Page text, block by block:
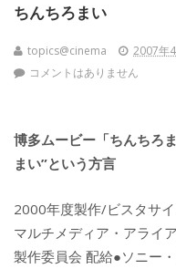
ちんちろまい
topics@cinema 2007年
コメントはありません
博多ムービー「ちんちろ
まい”という方言
2000年度製作/ビスタサ
マルチメディア・アライ
製作委員会 配給●ソニー